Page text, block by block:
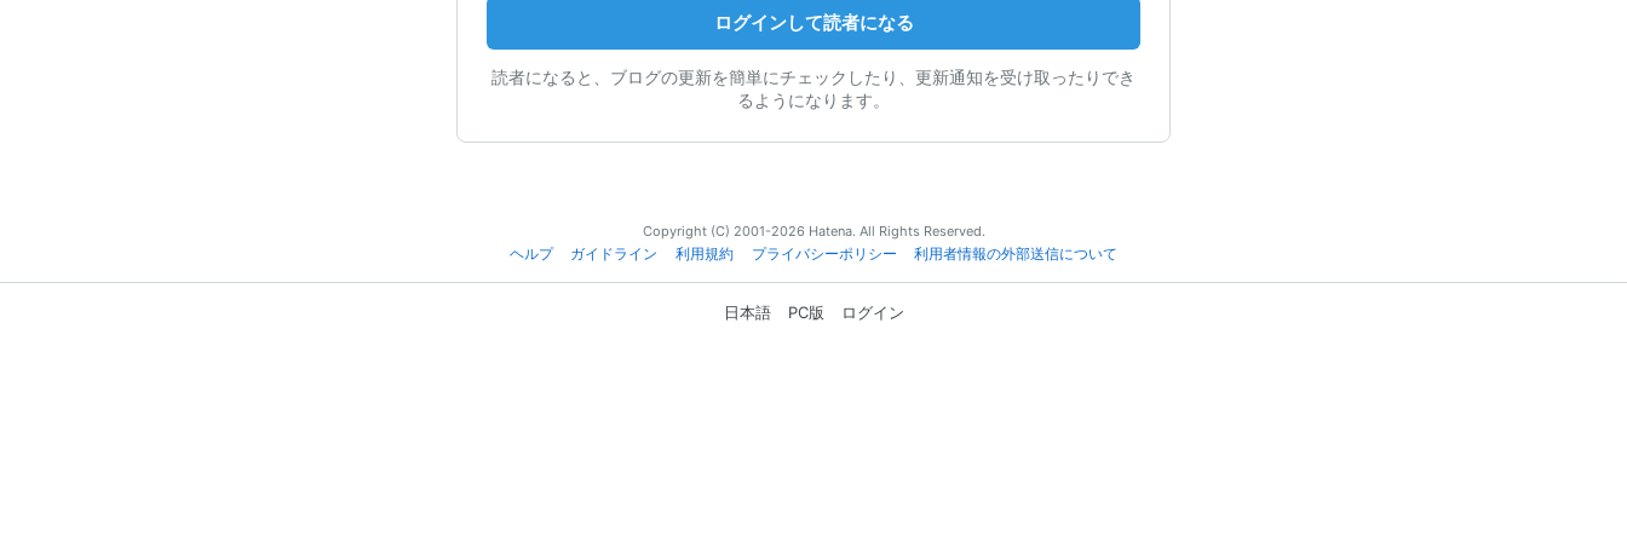
ログインして読者になる
読者になると、ブログの更新を簡単にチェックしたり、更新通知を受け取ったりでき
るようになります。
Copyright (C) 2001-2026 Hatena. All Rights Reserved.
ヘルプ
ガイドライン 利用規約 プライバシーポリシー 利用者情報の外部送信について
日本語 PC版 ログイン